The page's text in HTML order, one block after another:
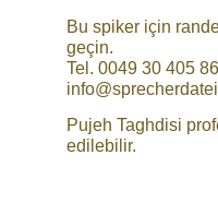
Bu spiker için
geçin.
Tel. 0049 30 405
Pujeh Taghdisi
edilebilir.